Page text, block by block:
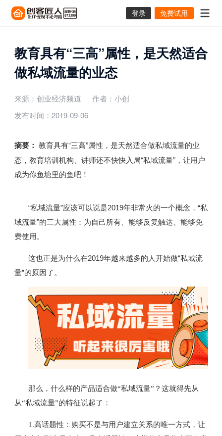
登录 免费试用
教育具有“三高”属性，是天然适合
做私域流量的业态
来源：创业经济频道
作者：小创
发布时间：2019-09-06
摘要： 教育具有“三高”属性，是天然适合做私域流量的业
态，教育培训机构、讲师还不快快入局“私域流量”，让用户
成为你鱼塘里的鱼吧！
“私域流量”应该可以说是2019年非常火的一个概念，“私
域流量”的三大属性：为自己所有、能够反复触达、能够免
费使用。
这也正是为什么在2019年越来越多的人开始做“私域流
量”的原因了。
那么，什么样的产品适合做“私域流量”？这就得先从
从“私域流量”的特征说起了：
1.高话题性：购买不是与用户建立关系的唯一方式，让